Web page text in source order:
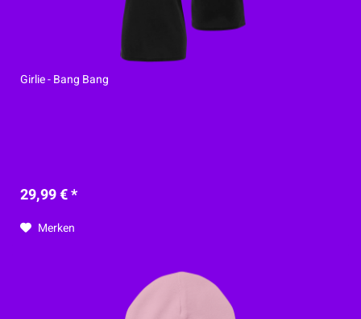
Girlie - Bang Bang
29,99 € *
Merken